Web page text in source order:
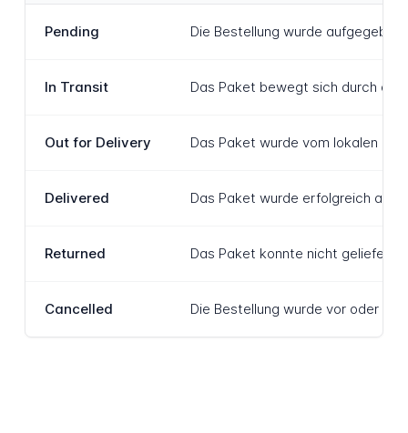
Pending Die Bestellung wurde
In Transit Das Paket bewegt sich durch
Out for Delivery Das Paket wurde vom lokalen
Delivered Das Paket wurde erfolgreich an
Returned Das Paket konnte nicht geliefert
Cancelled Die Bestellung wurde vor oder